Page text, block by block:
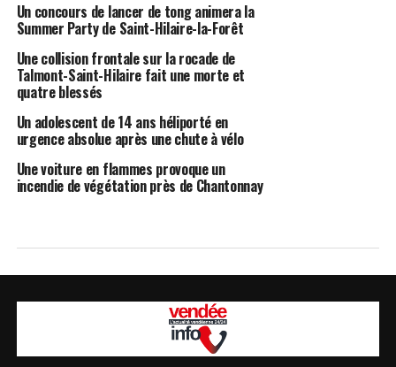
Un concours de lancer de tong animera la
Summer Party de Saint-Hilaire-la-Forêt
Une collision frontale sur la rocade de
Talmont-Saint-Hilaire fait une morte et
quatre blessés
Un adolescent de 14 ans héliporté en
urgence absolue après une chute à vélo
Une voiture en flammes provoque un
incendie de végétation près de Chantonnay